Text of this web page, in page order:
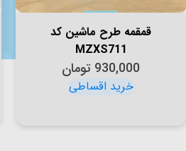
قمقمه طرح ماشین کد
MZXS711
930,000 تومان